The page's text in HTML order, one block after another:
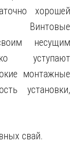
хорошей
Винтовые
несущим
уступают
монтажные
установки,
свай.